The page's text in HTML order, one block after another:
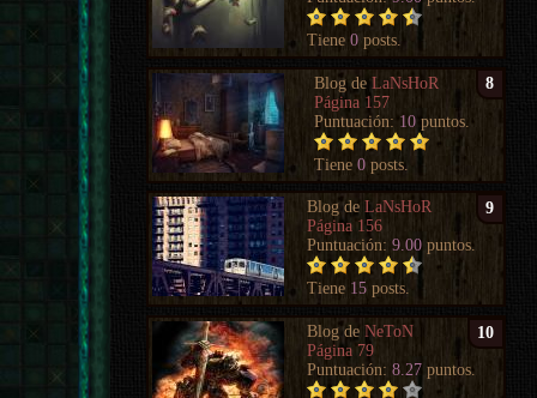
Tiene0 posts.
8
Blog deLaNsHoR
Página 157
Puntuación: 10 puntos.
Tiene0 posts.
9
Blog deLaNsHoR
Página 156
Puntuación:9.00 puntos.
Tiene 15 posts.
10
Blog deNeToN
Página 79
Puntuación:8.27 puntos.